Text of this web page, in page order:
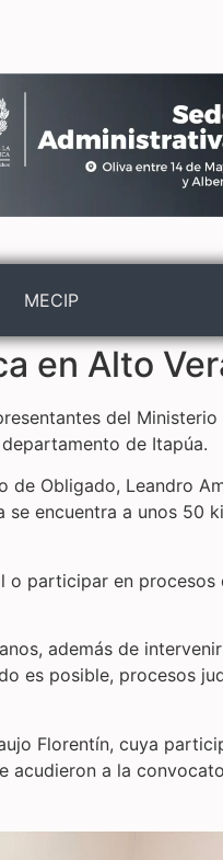
MECIP
en Alto
del Ministerio
de Itapúa.
de Obligado, Leandro
encuentra a unos 50
o participar en
además de
es posible, procesos
Florentín, cuya
acudieron a la